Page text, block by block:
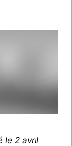
le 2 avril